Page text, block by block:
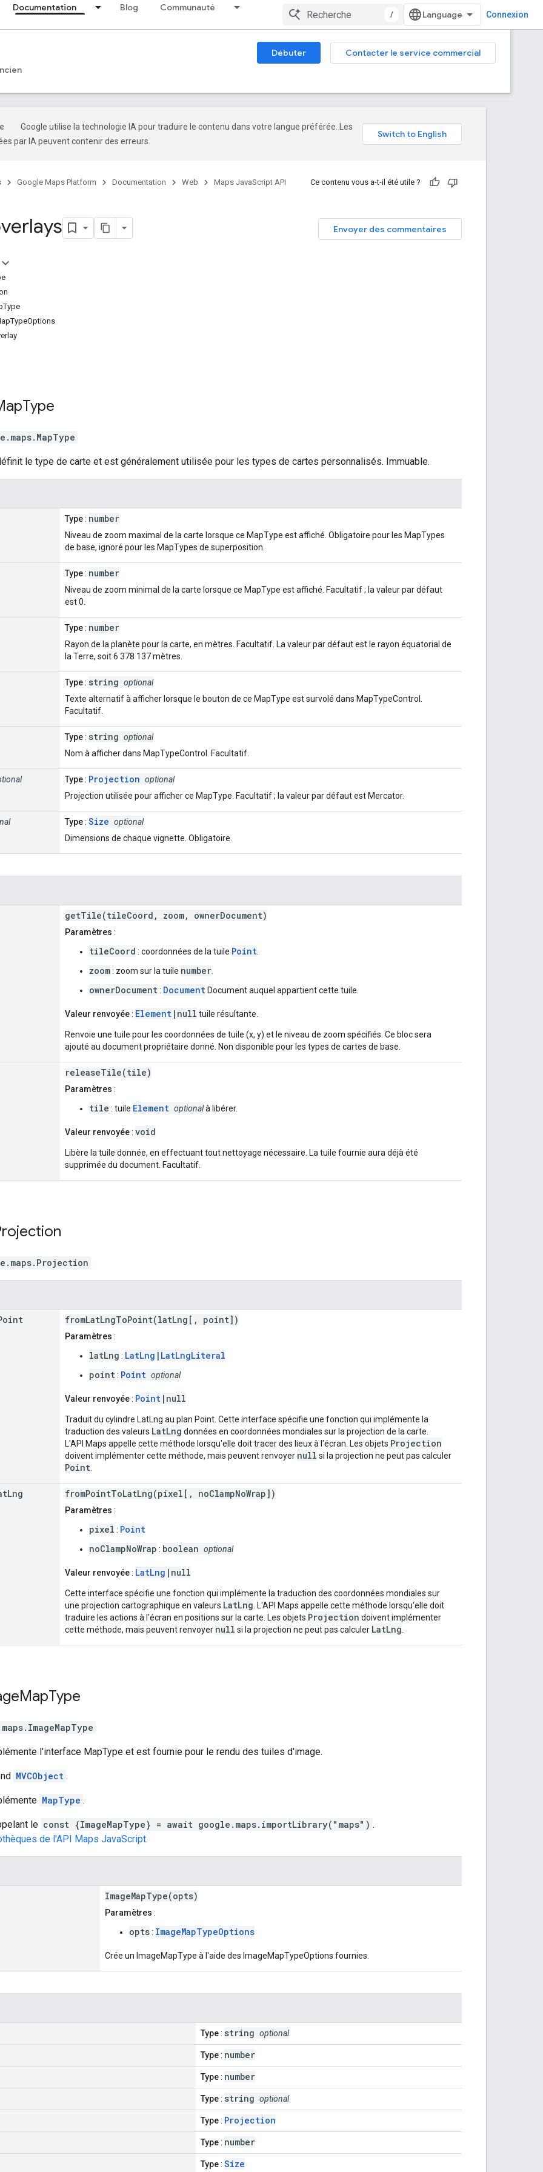
Documentation Blog Communauté
/ Connexion
Débuter
Contacter le service commercial
Google utilise la technologie IA pour traduire le contenu dans votre langue préférée. Les
par IA peuvent contenir des erreurs.
Google Maps Platform Documentation Web
Maps JavaScript API
Ce contenu vous a-t-il été utile ?
Envoyer des commentaires
Type
. MapType
le type de carte et est généralement utilisée pour les types de cartes personnalisés. Immuable.
Type: number
Niveau de zoom maximal de la carte lorsque ce MapType est affiché. Obligatoire pour les MapTypes
de base, ignoré pour les MapTypes de superposition.
Type: number
Niveau de zoom minimal de la carte lorsque ce MapType est affiché. Facultatif ; la valeur par défaut
est 0.
Type: number
Rayon de la planète pour la carte, en mètres. Facultatif. La valeur par défaut est le rayon équatorial de
la Terre, soit 6 378 137 mètres.
Type: string optional
Texte alternatif à afficher lorsque le bouton de ce MapType est survolé dans MapTypeControl.
Facultatif.
Type: string optional
Nom à afficher dans MapTypeControl. Facultatif.
Type: Projection optional
Projection utilisée pour afficher ce MapType. Facultatif ; la valeur par défaut est Mercator.
Type: Size optional
Dimensions de chaque vignette. Obligatoire.
getTile(tileCoord, zoom, ownerDocument)
Paramètres :
tileCoord : coordonnées de la tuile Point
zoom: zoom sur la tuile number
ownerDocument: Document Document auquel appartient cette tuile.
Valeur renvoyée: Element |null tuile résultante.
Renvoie une tuile pour les coordonnées de tuile (x, y) et le niveau de zoom spécifiés. Ce bloc sera
ajouté au document propriétaire donné. Non disponible pour les types de cartes de base.
releaseTile(tile)
Paramètres :
tile : tuile Element optionalà libérer.
Valeur renvoyée: void
Libère la tuile donnée, en effectuant tout nettoyage nécessaire. La tuile fournie aura déjà été
supprimée du document. Facultatif.
. Projection
fromLatLngToPoint(latLng[, point])
Paramètres :
latLng : LatLng | LatLngLiteral
point: Point optional
Valeur renvoyée: Point |null
Traduit du cylindre LatLng au plan Point. Cette interface spécifie une fonction qui implémente la
traduction des valeurs LatLng données en coordonnées mondiales sur la projection de la carte.
L'API Maps appelle cette méthode lorsqu'elle doit tracer des lieux à l'écran. Les objets Projection
doivent implémenter cette méthode, mais peuvent renvoyer null si la projection ne peut pas calculer
Point
Lng fromPointToLatLng(pixel[, noClampNoWrap])
Paramètres :
pixel : Point
noClampNoWrap : boolean optional
Valeur renvoyée: LatLng |null
Cette interface spécifie une fonction qui implémente la traduction des coordonnées mondiales sur
une projection cartographique en valeurs LatLng . L'API Maps appelle cette méthode lorsqu'elle doit
traduire les actions à l'écran en positions sur la carte. Les objets Projection doivent implémenter
cette méthode, mais peuvent renvoyer null si la projection ne peut pas calculer LatLng
MapType
. ImageMapType
l'interface MapType et est fournie pour le rendu des tuiles d'image.
MVCObject .
MapType .
le const {ImageMapType} = await google.maps.importLibrary("maps") .
de l'API Maps JavaScript.
ImageMapType(opts)
Paramètres :
opts: ImageMapTypeOptions
Crée un ImageMapType à l'aide des ImageMapTypeOptions fournies.
Type: string optional
Type: number
Type: number
Type: string optional
Type: Projection
Type: number
Type: Size